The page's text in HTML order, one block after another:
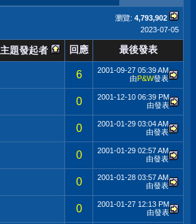
瀏覽: 4,793,902
2023-07-05
主題發起者 回應 最後發表
6 2001-09-27 05:39 AM
由P&W發表
0 2001-12-10 06:39 PM
由發表
0 2001-01-29 03:04 AM
由發表
0 2001-01-29 02:57 AM
由發表
0 2001-01-28 03:57 AM
由發表
0 2001-01-27 12:13 PM
由發表